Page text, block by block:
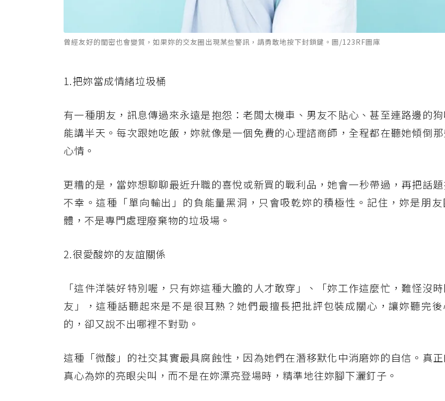
曾經友好的閨密也會變質，如果妳的交友圈出現某些警訊，請勇敢地按下封鎖鍵。圖/123RF圖庫
1.把妳當成情緒垃圾桶
有一種朋友，訊息傳過來永遠是抱怨：老闆太機車、男友不貼心、甚至連路邊的
能講半天。每次跟她吃飯，妳就像是一個免費的心理諮商師，全程都在聽她傾倒
心情。
更糟的是，當妳想聊聊最近升職的喜悅或新買的戰利品，她會一秒帶過，再把話
不幸。這種「單向輸出」的負能量黑洞，只會吸乾妳的積極性。記住，妳是朋
體，不是專門處理廢棄物的垃圾場。
2.很愛酸妳的友誼關係
「這件洋裝好特別喔，只有妳這種大膽的人才敢穿」、「妳工作這麼忙，難怪沒
友」，這種話聽起來是不是很耳熟？她們最擅長把批評包裝成關心，讓妳聽完
的，卻又說不出哪裡不對勁。
這種「微酸」的社交其實最具腐蝕性，因為她們在潛移默化中消磨妳的自信。真
真心為妳的亮眼尖叫，而不是在妳漂亮登場時，精準地往妳腳下灑釘子。